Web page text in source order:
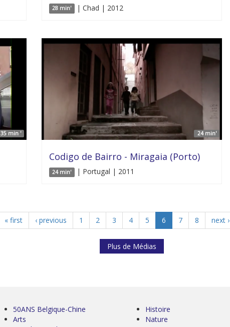
28 min' | Chad | 2012
35 min ' 24 min'
Codigo de Bairro - Miragaia (Porto)
24 min' | Portugal | 2011
« first ‹ previous 1 2 3 4 5 6 7 8 next ›
Plus de Médias
50ANS Belgique-Chine
Arts
Histoire
Nature